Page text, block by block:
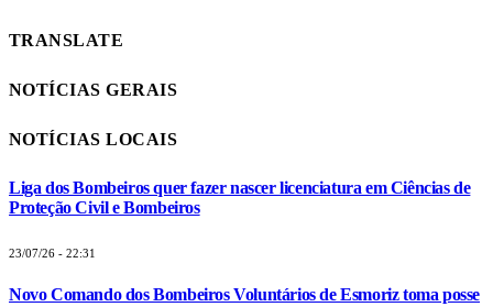
TRANSLATE
NOTÍCIAS GERAIS
NOTÍCIAS LOCAIS
Liga dos Bombeiros quer fazer nascer licenciatura em Ciências de
Proteção Civil e Bombeiros
23/07/26 - 22:31
Novo Comando dos Bombeiros Voluntários de Esmoriz toma posse